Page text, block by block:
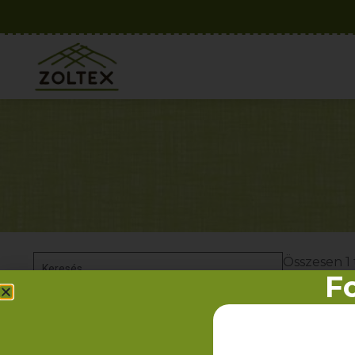
Összesen